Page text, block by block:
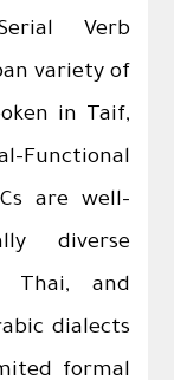
Verb
variety of
in Taif,
Functional
are well-
diverse
Thai, and
dialects
formal